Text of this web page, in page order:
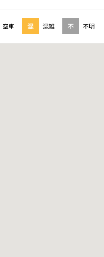
空車 混 混雑 不 不明